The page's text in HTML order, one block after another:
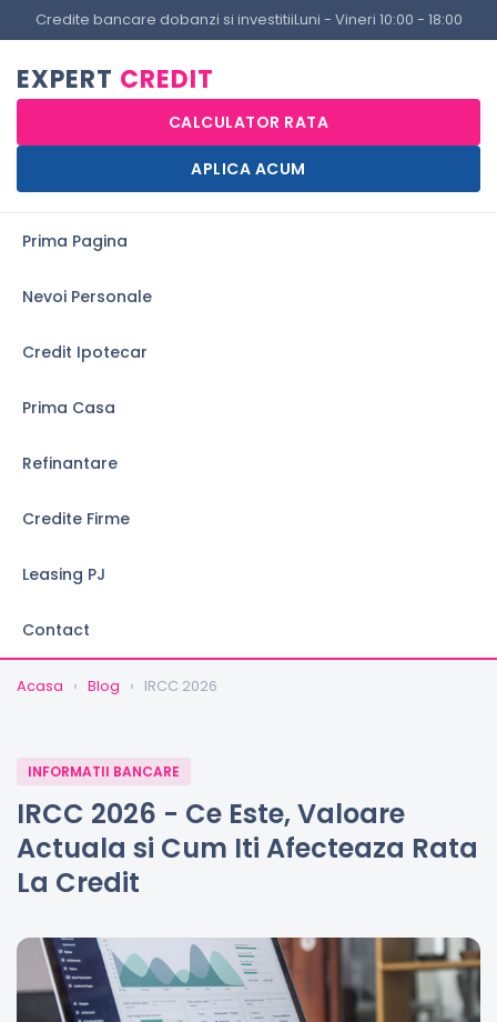
Credite bancare dobanzi si investitiiLuni - Vineri 10:00 - 18:00
EXPERT CREDIT
CALCULATOR RATA
APLICA ACUM
Prima Pagina
Nevoi Personale
Credit Ipotecar
Prima Casa
Refinantare
Credite Firme
Leasing PJ
Contact
Acasa › Blog › IRCC 2026
INFORMATII BANCARE
IRCC 2026 - Ce Este, Valoare
Actuala si Cum Iti Afecteaza Rata
La Credit